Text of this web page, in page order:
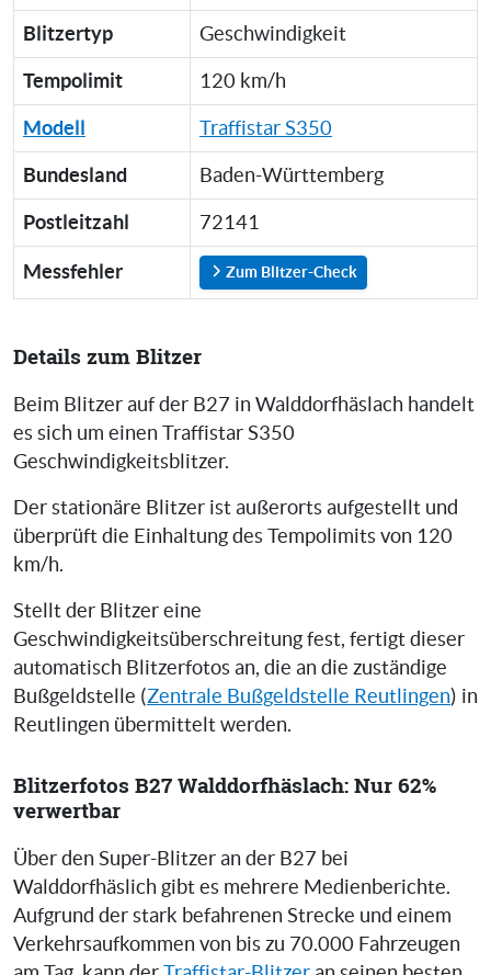
Blitzertyp Geschwindigkeit
Tempolimit 120 km/h
Modell Traffistar S350
Bundesland Baden-Württemberg
Postleitzahl 72141
Messfehler Zum Blitzer-Check
Details zum Blitzer
Beim Blitzer auf der B27 in Walddorfhäslach handelt
es sich um einen Traffistar S350
Geschwindigkeitsblitzer.
Der stationäre Blitzer ist außerorts aufgestellt und
überprüft die Einhaltung des Tempolimits von 120
km/h.
Stellt der Blitzer eine
Geschwindigkeitsüberschreitung fest, fertigt dieser
automatisch Blitzerfotos an, die an die zuständige
Bußgeldstelle (Zentrale Bußgeldstelle Reutlingen) in
Reutlingen übermittelt werden.
Blitzerfotos B27 Walddorfhäslach: Nur 62%
verwertbar
Über den Super-Blitzer an der B27 bei
Walddorfhäslich gibt es mehrere Medienberichte.
Aufgrund der stark befahrenen Strecke und einem
Verkehrsaufkommen von bis zu 70.000 Fahrzeugen